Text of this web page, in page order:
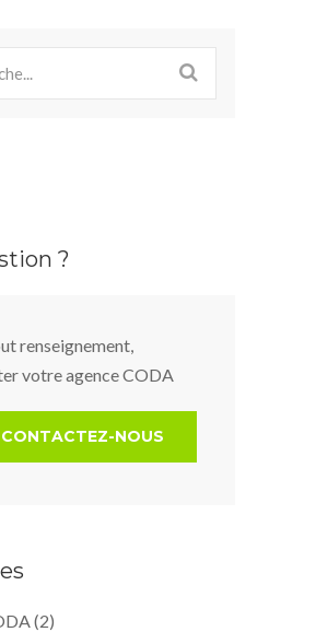
?
renseignement,
votre agence CODA
CONTACTEZ-NOUS
(2)